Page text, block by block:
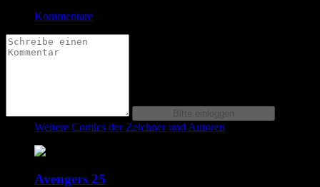
Kommentare
Weitere Comics der Zeichner und Autoren
Avengers 25